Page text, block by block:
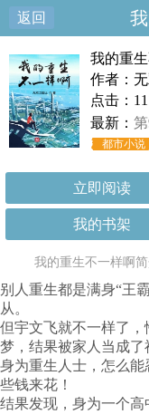
返回
我的重
作者：
点击：
最新：
都市小说
立即阅读
我的书架
我的重生不一样啊简
别人重生都是满身“王
从。
但宇文飞就不一样了
梦，结果被家人当成
身为重生人士，怎么
些钱来花！
结果发现，身为一个高